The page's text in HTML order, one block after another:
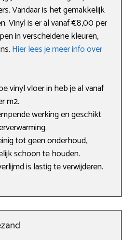
Vandaar is het gemakkelijk
Vinyl is er al vanaf €8,00 per
in verscheidene kleuren,
Hier lees je meer info over
vinyl vloer in heb je al vanaf
m2.
werking en geschikt
tot geen onderhoud,
schoon te houden.
is lastig te verwijderen.